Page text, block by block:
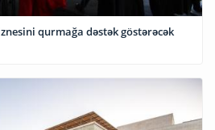
qurmağa dəstək göstərəcək